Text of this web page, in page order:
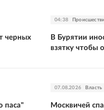
черных
04:38
В Бурятии
взятку чтобы
паса"
07.08.2026 Власть
Москвичей